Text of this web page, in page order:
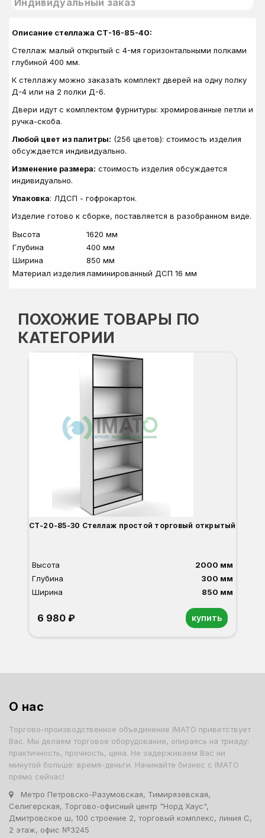
Индивидуальный заказ
Описание стеллажа СТ-16-85-40:
Стеллаж малый открытый с 4-мя горизонтальными полками
глубиной 400 мм.
К стеллажу можно заказать комплект дверей на одну полку
Д-4 или на 2 полки Д-6.
Двери идут с комплектом фурнитуры: хромированные петли и
ручка-скоба.
Любой цвет из палитры: (256 цветов): стоимость изделия
обсуждается индивидуально.
Изменение размера: стоимость изделия обсуждается
индивидуально.
Упаковка: ЛДСП - гофрокартон.
Изделие готово к сборке, поставляется в разобранном виде.
Высота
1620 мм
Глубина
400 мм
Ширина
850 мм
Материал изделия ламинированный ДСП 16 мм
ПОХОЖИЕ ТОВАРЫ ПО
КАТЕГОРИИ
СТ-20-85-30 Стеллаж простой торговый открытый
Высота
2000 мм
Глубина
300 мм
Ширина
850 мм
6 980 ₽ купить
О нас
Торгово-производственное объединение IMATO приветствует
Вас. Мы делаем торговое оборудование, опираясь на триаду:
практичность, прочность, цена. Не задерживаем Вас ни
минутой больше: время-деньги. Начинайте бизнес с IMATO
прямо сейчас!
Метро Петровско-Разумовская, Тимирязевская,
Селигерская, Торгово-офисный центр "Норд Хаус",
Дмитровское ш, 100 строение 2, торговый комплекс, линия С,
2 этаж, офис №3245